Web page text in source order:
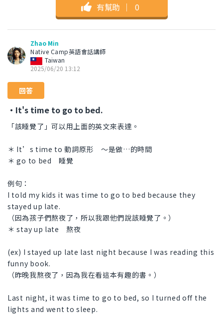
有幫助 ｜ 0
Zhao Min
Native Camp英語會話講師
Taiwan
2025/06/20 13:12
回答
・It's time to go to bed.
「該睡覺了」可以用上面的英文來表達。
＊ It’s time to 動詞原形 ～是做…的時間
＊ go to bed 睡覺
例句：
I told my kids it was time to go to bed because they
stayed up late.
（因為孩子們熬夜了，所以我跟他們說該睡覺了。）
＊ stay up late 熬夜
(ex) I stayed up late last night because I was reading this
funny book.
（昨晚我熬夜了，因為我在看這本有趣的書。）
Last night, it was time to go to bed, so I turned off the
lights and went to sleep.